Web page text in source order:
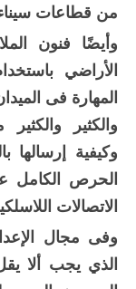
من قطاعات سيناء.
وأيضًا فنون
الأراضي
المهارة فى
والكثير
وكيفية إرسالها
الحرص الكامل
الاتصالات
وفى مجال
الذي يجب ألا